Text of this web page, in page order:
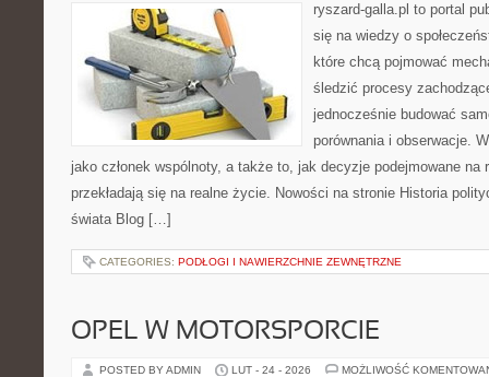
ryszard-galla.pl to portal
się na wiedzy o
które chcą pojmować
śledzić procesy
jednocześnie budować
porównania i obserwacje.
jako członek wspólnoty, a także to, jak decyzje podejmowane na
przekładają się na realne życie. Nowości na stronie Historia
świata Blog […]
CATEGORIES: PODŁOGI I NAWIERZCHNIE ZEWNĘTRZNE
OPEL W MOTORSPORCIE
POSTED BY ADMIN LUT - 24 - 2026 MOŻLIWOŚĆ